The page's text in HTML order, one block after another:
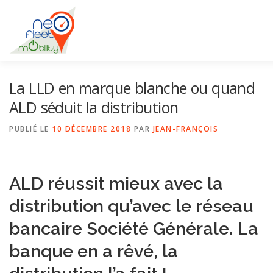
contenu
ACCUEIL BIOGRAPHIE DOMAINES
MON ÉCOSYSTÈME NOS PARTENAIRES
La LLD en marque blanche ou quand
ALD séduit la distribution
PUBLIÉ LE 10 DÉCEMBRE 2018 PAR JEAN-FRANÇOIS
ALD réussit mieux avec la
distribution qu’avec le réseau
bancaire Société Générale. La
banque en a rêvé, la